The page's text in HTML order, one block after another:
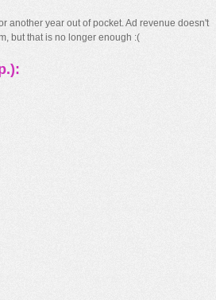
another year out of pocket. Ad revenue doesn't
but that is no longer enough :(